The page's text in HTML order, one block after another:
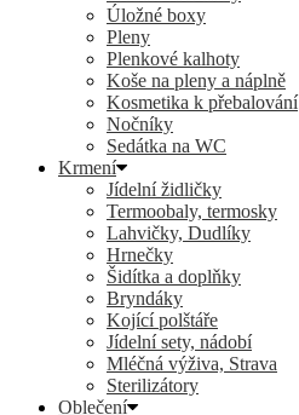
Úložné boxy
Pleny
Plenkové kalhoty
Koše na pleny a náplně
Kosmetika k přebalování
Nočníky
Sedátka na WC
Krmení
Jídelní židličky
Termoobaly, termosky
Lahvičky, Dudlíky
Hrnečky
Šidítka a doplňky
Bryndáky
Kojící polštáře
Jídelní sety, nádobí
Mléčná výživa, Strava
Sterilizátory
Oblečení